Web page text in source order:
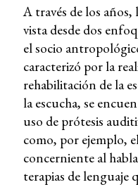
A través de los
vista desde dos
el socio
caracterizó por la
rehabilitación de la
la escucha, se
uso de prótesis
como, por ejemplo,
concerniente al
terapias de lenguaje